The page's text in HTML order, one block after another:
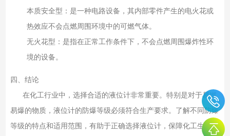
本质安全型：是一种电路设备，其内部零件产生的电火花或
热效应不会点燃周围环境中的可燃气体。
无火花型：是指在正常工作条件下，不会点燃周围爆炸性环
境的设备。
四、结论
在化工行业中，选择合适的液位计非常重要。特别是对于易燃
易爆的物质，液位计的防爆等级必须符合生产要求。了解不同防爆
等级的特点和适用范围，有助于正确选择液位计，保障化工生产的